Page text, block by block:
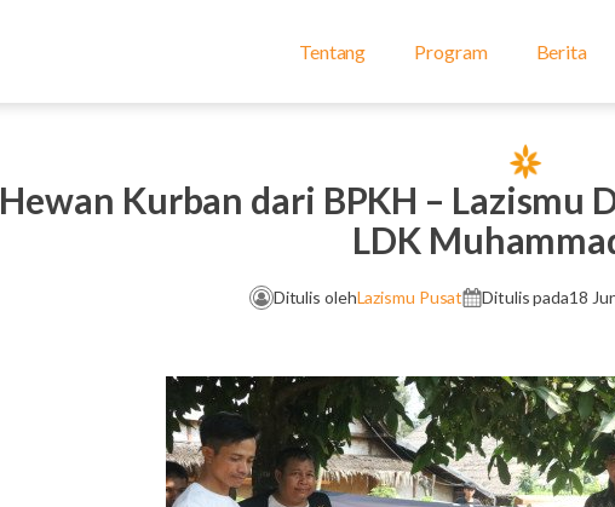
Tentang Program Berita
Hewan Kurban dari BPKH – Lazismu
LDK
Ditulis olehLazismu Pusat Ditulis pada18